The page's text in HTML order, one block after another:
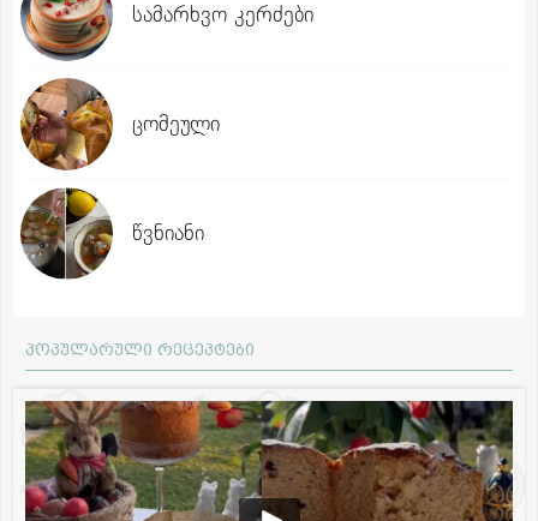
სამარხვო კერძები
ცომეული
წვნიანი
პოპულარული რეცეპტები